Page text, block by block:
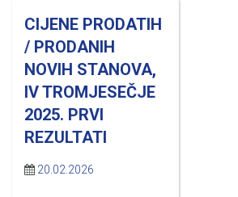
CIJENE PRODATIH
/ PRODANIH
NOVIH STANOVA,
IV TROMJESEČJE
2025. PRVI
REZULTATI
20.02.2026